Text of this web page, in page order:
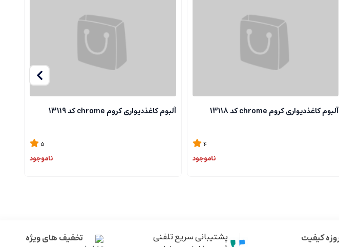
آلبوم کاغذدیواری کروم chrome کد 13118
4
ناموجود
آلبوم کاغذدیواری کروم chrome کد 13119
5
ناموجود
پشتیبانی سریع تلفنی
تخفیف های ویژه